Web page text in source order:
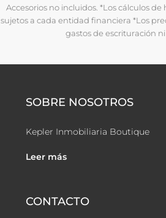
Accesorios no incluidos. *Los cálculos
sujetos a cada entidad financiera *Los
gastos de escrituración
SOBRE NOSOTROS
Kepler Inmobiliaria Boutique
Leer más
CONTACTO